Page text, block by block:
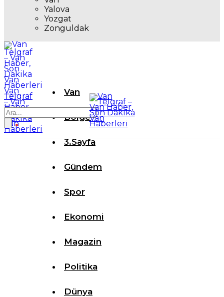
Yalova
Yozgat
Zonguldak
Van
Telgraf
– Van
Haber,
Son
Dakika
Van
Haberleri
Van
Bölge
3.Sayfa
Gündem
Spor
Ekonomi
Magazin
Politika
Dünya